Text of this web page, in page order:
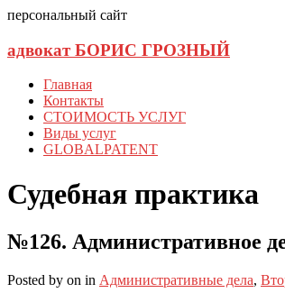
персональный сайт
адвокат БОРИС ГРОЗНЫЙ
Главная
Контакты
СТОИМОСТЬ УСЛУГ
Виды услуг
GLOBALPATENT
Судебная практика
№126. Административное
Posted by on in Административные дела,